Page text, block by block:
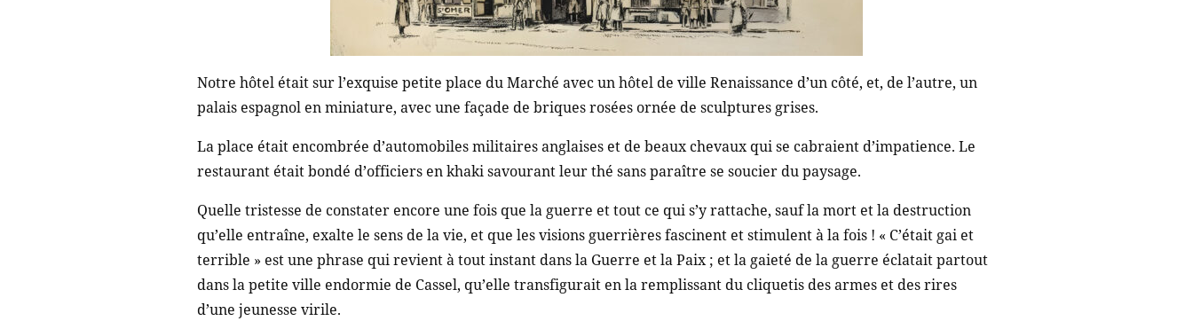
Notre hôtel était sur l’exquise petite place du Marché avec un hôtel de ville Renaissance d’un côté, et, de l’autre, un
palais espagnol en miniature, avec une façade de briques rosées ornée de sculptures grises.
La place était encombrée d’automobiles militaires anglaises et de beaux chevaux qui se cabraient d’impatience. Le
restaurant était bondé d’officiers en khaki savourant leur thé sans paraître se soucier du paysage.
Quelle tristesse de constater encore une fois que la guerre et tout ce qui s’y rattache, sauf la mort et la destruction
qu’elle entraîne, exalte le sens de la vie, et que les visions guerrières fascinent et stimulent à la fois ! « C’était gai et
terrible » est une phrase qui revient à tout instant dans la Guerre et la Paix ; et la gaieté de la guerre éclatait partout
dans la petite ville endormie de Cassel, qu’elle transfigurait en la remplissant du cliquetis des armes et des rires
d’une jeunesse virile.